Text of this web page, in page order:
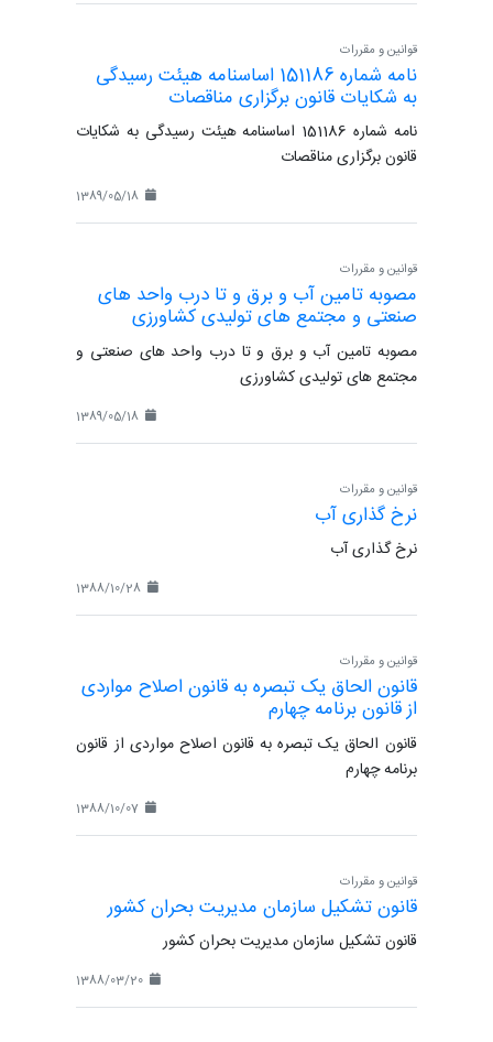
قوانین و مقررات
نامه شماره 151186 اساسنامه هیئت رسیدگی
به شکایات قانون برگزاری مناقصات
نامه شماره 151186 اساسنامه هیئت رسیدگی به شکایات
قانون برگزاری مناقصات
قوانین و مقررات
مصوبه تامین آب و برق و تا درب واحد های
صنعتی و مجتمع های تولیدی کشاورزی
مصوبه تامین آب و برق و تا درب واحد های صنعتی و
مجتمع های تولیدی کشاورزی
قوانین و مقررات
نرخ گذاری آب
نرخ گذاری آب
قوانین و مقررات
قانون الحاق یک تبصره به قانون اصلاح مواردی
از قانون برنامه چهارم
قانون الحاق یک تبصره به قانون اصلاح مواردی از قانون
برنامه چهارم
قوانین و مقررات
قانون تشکیل سازمان مدیریت بحران کشور
قانون تشکیل سازمان مدیریت بحران کشور